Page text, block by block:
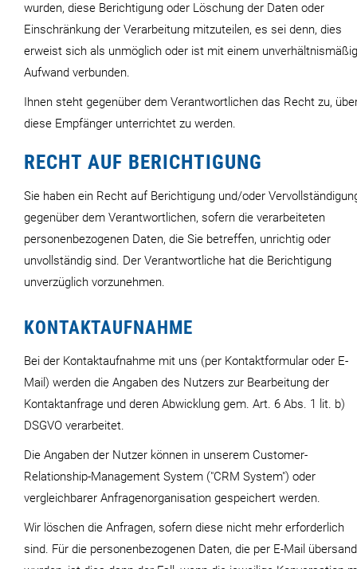
wurden, diese Berichtigung oder Löschung der Daten oder
Einschränkung der Verarbeitung mitzuteilen, es sei denn, dies
erweist sich als unmöglich oder ist mit einem
Aufwand verbunden.
Ihnen steht gegenüber dem Verantwortlichen das Recht zu,
diese Empfänger unterrichtet zu werden.
RECHT AUF BERICHTIGUNG
Sie haben ein Recht auf Berichtigung und/oder
gegenüber dem Verantwortlichen, sofern die verarbeiteten
personenbezogenen Daten, die Sie betreffen, unrichtig oder
unvollständig sind. Der Verantwortliche hat die Berichtigung
unverzüglich vorzunehmen.
KONTAKTAUFNAHME
Bei der Kontaktaufnahme mit uns (per Kontaktformular oder E-
Mail) werden die Angaben des Nutzers zur Bearbeitung der
Kontaktanfrage und deren Abwicklung gem. Art. 6 Abs. 1 lit. b)
DSGVO verarbeitet.
Die Angaben der Nutzer können in unserem Customer-
Relationship-Management System ("CRM System") oder
vergleichbarer Anfragenorganisation gespeichert werden.
Wir löschen die Anfragen, sofern diese nicht mehr erforderlich
sind. Für die personenbezogenen Daten, die per E-Mail